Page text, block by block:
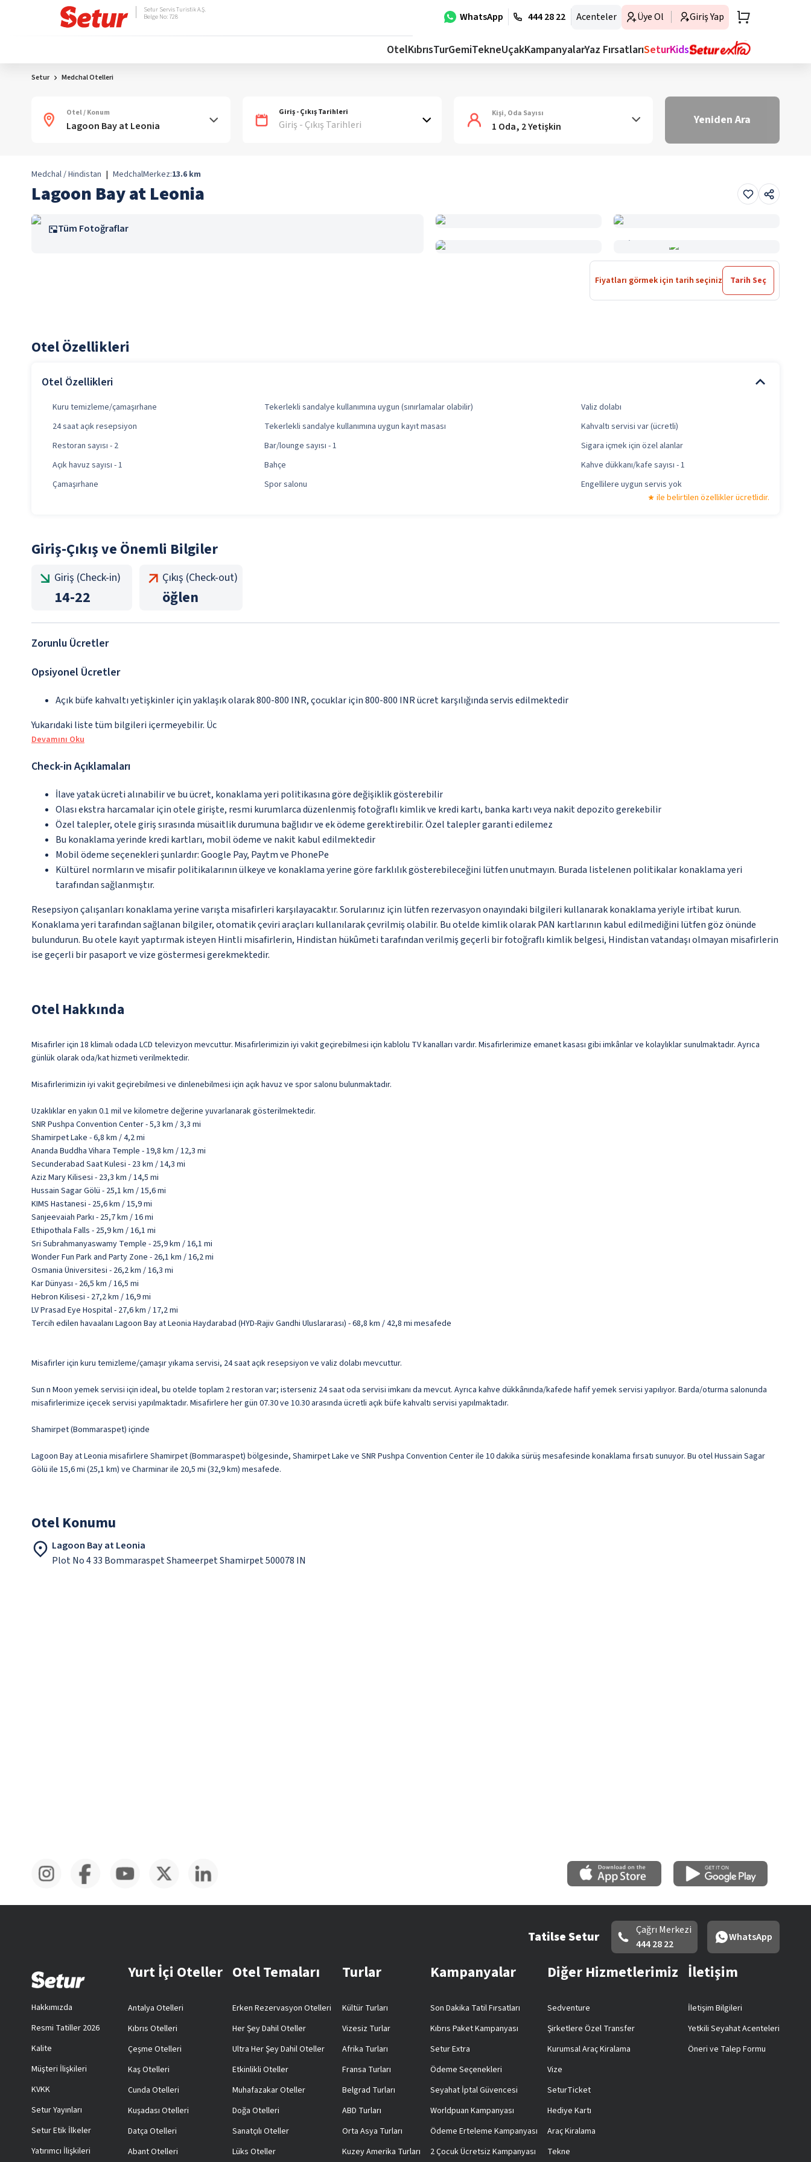
WhatsApp 444 28 22 Acenteler Üye Ol Giriş Yap
Setur Servis Turistik A.Ş.
Belge No: 728
OtelKıbrısTurGemiTekneUçakKampanyalarYaz FırsatlarıSeturKids
Setur Medchal Otelleri
Otel / Konum Giriş - Çıkış Tarihleri
Giriş - Çıkış Tarihleri
Kişi, Oda Sayısı
1 Oda, 2 Yetişkin Yeniden Ara
Medchal / Hindistan | MedchalMerkez:13.6 km
Lagoon Bay at Leonia
Tüm Fotoğraflar
Fiyatları görmek için tarih seçiniz Tarih Seç
Otel Özellikleri
Otel Özellikleri
Kuru temizleme/çamaşırhane Tekerlekli sandalye kullanımına uygun (sınırlamalar olabilir)
Valiz dolabı
24 saat açık resepsiyon
Tekerlekli sandalye kullanımına uygun kayıt masası
Kahvaltı servisi var (ücretli)
Restoran sayısı - 2
Bar/lounge sayısı - 1
Sigara içmek için özel alanlar
Açık havuz sayısı - 1
Bahçe
Kahve dükkanı/kafe sayısı - 1
Çamaşırhane
Spor salonu
Engellilere uygun servis yok
ile belirtilen özellikler ücretlidir.
Giriş-Çıkış ve Önemli Bilgiler
Giriş (Check-in)
14-22
Çıkış (Check-out)
öğlen
Zorunlu Ücretler
Opsiyonel Ücretler
Açık büfe kahvaltı yetişkinler için yaklaşık olarak 800-800 INR, çocuklar için 800-800 INR ücret karşılığında servis edilmektedir
Yukarıdaki liste tüm bilgileri içermeyebilir. Üc
Devamını Oku
Check-in Açıklamaları
İlave yatak ücreti alınabilir ve bu ücret, konaklama yeri politikasına göre değişiklik gösterebilir
Olası ekstra harcamalar için otele girişte, resmi kurumlarca düzenlenmiş fotoğraflı kimlik ve kredi kartı, banka kartı veya nakit depozito gerekebilir
Özel talepler, otele giriş sırasında müsaitlik durumuna bağlıdır ve ek ödeme gerektirebilir. Özel talepler garanti edilemez
Bu konaklama yerinde kredi kartları, mobil ödeme ve nakit kabul edilmektedir
Mobil ödeme seçenekleri şunlardır: Google Pay, Paytm ve PhonePe
Kültürel normların ve misafir politikalarının ülkeye ve konaklama yerine göre farklılık gösterebileceğini lütfen unutmayın. Burada listelenen politikalar konaklama yeri
tarafından sağlanmıştır.
Resepsiyon çalışanları konaklama yerine varışta misafirleri karşılayacaktır. Sorularınız için lütfen rezervasyon onayındaki bilgileri kullanarak konaklama yeriyle irtibat kurun.
Konaklama yeri tarafından sağlanan bilgiler, otomatik çeviri araçları kullanılarak çevrilmiş olabilir. Bu otelde kimlik olarak PAN kartlarının kabul edilmediğini lütfen göz önünde
bulundurun. Bu otele kayıt yaptırmak isteyen Hintli misafirlerin, Hindistan hükûmeti tarafından verilmiş geçerli bir fotoğraflı kimlik belgesi, Hindistan vatandaşı olmayan misafirlerin
ise geçerli bir pasaport ve vize göstermesi gerekmektedir.
Otel Hakkında
Misafirler için 18 klimalı odada LCD televizyon mevcuttur. Misafirlerimizin iyi vakit geçirebilmesi için kablolu TV kanalları vardır. Misafirlerimize emanet kasası gibi imkânlar ve kolaylıklar sunulmaktadır. Ayrıca
günlük olarak oda/kat hizmeti verilmektedir.
Misafirlerimizin iyi vakit geçirebilmesi ve dinlenebilmesi için açık havuz ve spor salonu bulunmaktadır.
Uzaklıklar en yakın 0.1 mil ve kilometre değerine yuvarlanarak gösterilmektedir.
SNR Pushpa Convention Center - 5,3 km / 3,3 mi
Shamirpet Lake - 6,8 km / 4,2 mi
Ananda Buddha Vihara Temple - 19,8 km / 12,3 mi
Secunderabad Saat Kulesi - 23 km / 14,3 mi
Aziz Mary Kilisesi - 23,3 km / 14,5 mi
Hussain Sagar Gölü - 25,1 km / 15,6 mi
KIMS Hastanesi - 25,6 km / 15,9 mi
Sanjeevaiah Parkı - 25,7 km / 16 mi
Ethipothala Falls - 25,9 km / 16,1 mi
Sri Subrahmanyaswamy Temple - 25,9 km / 16,1 mi
Wonder Fun Park and Party Zone - 26,1 km / 16,2 mi
Osmania Üniversitesi - 26,2 km / 16,3 mi
Kar Dünyası - 26,5 km / 16,5 mi
Hebron Kilisesi - 27,2 km / 16,9 mi
LV Prasad Eye Hospital - 27,6 km / 17,2 mi
Tercih edilen havaalanı Lagoon Bay at Leonia Haydarabad (HYD-Rajiv Gandhi Uluslararası) - 68,8 km / 42,8 mi mesafede
Misafirler için kuru temizleme/çamaşır yıkama servisi, 24 saat açık resepsiyon ve valiz dolabı mevcuttur.
Sun n Moon yemek servisi için ideal, bu otelde toplam 2 restoran var; isterseniz 24 saat oda servisi imkanı da mevcut. Ayrıca kahve dükkânında/kafede hafif yemek servisi yapılıyor. Barda/oturma salonunda
misafirlerimize içecek servisi yapılmaktadır. Misafirlere her gün 07.30 ve 10.30 arasında ücretli açık büfe kahvaltı servisi yapılmaktadır.
Shamirpet (Bommaraspet) içinde
Lagoon Bay at Leonia misafirlere Shamirpet (Bommaraspet) bölgesinde, Shamirpet Lake ve SNR Pushpa Convention Center ile 10 dakika sürüş mesafesinde konaklama fırsatı sunuyor. Bu otel Hussain Sagar
Gölü ile 15,6 mi (25,1 km) ve Charminar ile 20,5 mi (32,9 km) mesafede.
Otel Konumu
Lagoon Bay at Leonia
Plot No 4 33 Bommaraspet Shameerpet Shamirpet 500078 IN
Tatilse Setur
Çağrı Merkezi
444 28 22
WhatsApp
Hakkımızda
Resmi Tatiller 2026
Kalite
Müşteri İlişkileri
KVKK
Setur Yayınları
Setur Etik İlkeler
Yatırımcı İlişkileri
Yurt İçi Oteller
Antalya Otelleri
Kıbrıs Otelleri
Çeşme Otelleri
Kaş Otelleri
Cunda Otelleri
Kuşadası Otelleri
Datça Otelleri
Abant Otelleri
Otel Temaları
Erken Rezervasyon Otelleri
Her Şey Dahil Oteller
Ultra Her Şey Dahil Oteller
Etkinlikli Oteller
Muhafazakar Oteller
Doğa Otelleri
Sanatçılı Oteller
Lüks Oteller
Turlar
Kültür Turları
Vizesiz Turlar
Afrika Turları
Fransa Turları
Belgrad Turları
ABD Turları
Orta Asya Turları
Kuzey Amerika Turları
Kampanyalar
Son Dakika Tatil Fırsatları
Kıbrıs Paket Kampanyası
Setur Extra
Ödeme Seçenekleri
Seyahat İptal Güvencesi
Worldpuan Kampanyası
Ödeme Erteleme Kampanyası
2 Çocuk Ücretsiz Kampanyası
Diğer Hizmetlerimiz
Sedventure
Şirketlere Özel Transfer
Kurumsal Araç Kiralama
Vize
SeturTicket
Hediye Kartı
Araç Kiralama
Tekne
İletişim
İletişim Bilgileri
Yetkili Seyahat Acenteleri
Öneri ve Talep Formu